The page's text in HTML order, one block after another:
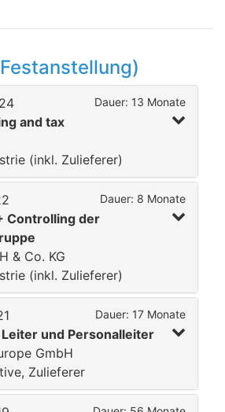
Dauer: 13 Monate
and tax
(inkl. Zulieferer)
Dauer: 8 Monate
Controlling der
& Co. KG
(inkl. Zulieferer)
Dauer: 17 Monate
und Personalleiter
GmbH
Zulieferer